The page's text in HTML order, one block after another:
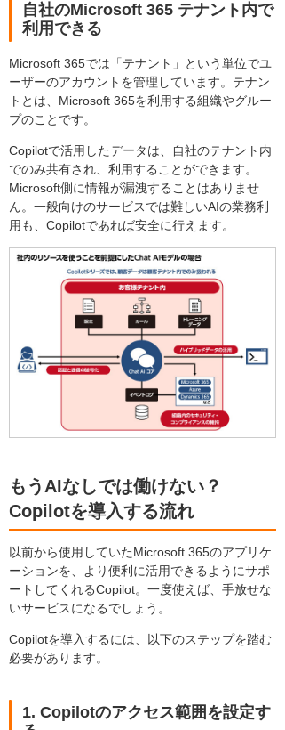
自社のMicrosoft 365 テナント内で
利用できる
Microsoft 365では「テナント」という単位でユ
ーザーのアカウントを管理しています。テナン
トとは、Microsoft 365を利用する組織やグルー
プのことです。
Copilotで活用したデータは、自社のテナント内
でのみ共有され、利用することができます。
Microsoft側に情報が漏洩することはありませ
ん。一般向けのサービスでは難しいAIの業務利
用も、Copilotであれば安全に行えます。
もうAIなしでは働けない？
Copilotを導入する流れ
以前から使用していたMicrosoft 365のアプリケ
ーションを、より便利に活用できるようにサポ
ートしてくれるCopilot。一度使えば、手放せな
いサービスになるでしょう。
Copilotを導入するには、以下のステップを踏む
必要があります。
1. Copilotのアクセス範囲を設定す